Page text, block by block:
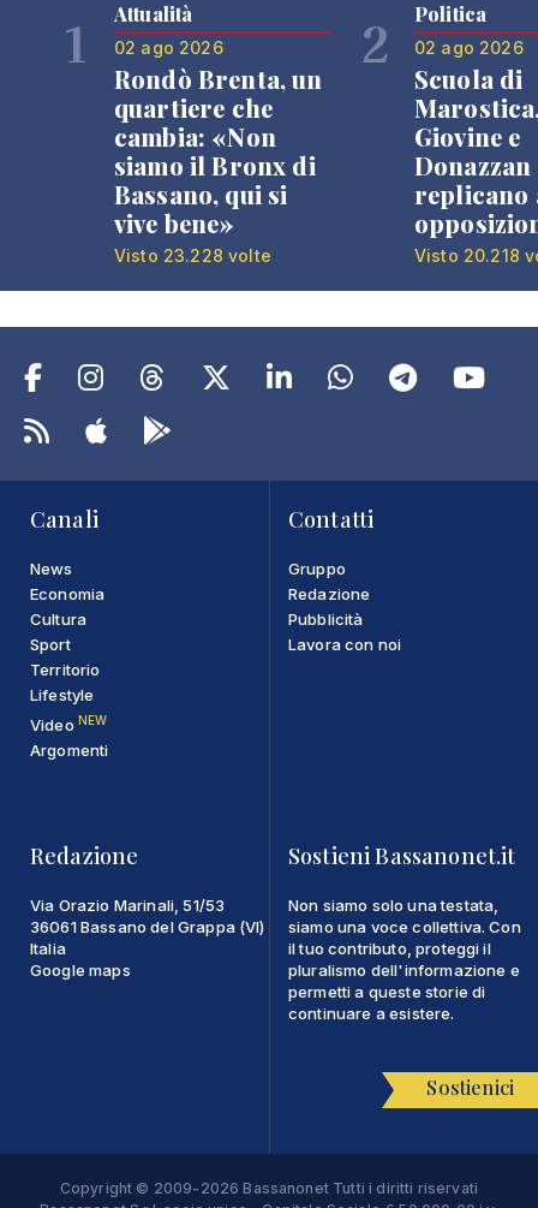
1 Attualità
02 ago 2026
Rondò Brenta, un
quartiere che
cambia: «Non
siamo il Bronx di
Bassano, qui si
vive bene»
Visto 23.228 volte
2 Politica
02 ago 2026
Scuola di
Giovine e
Donazzan
replicano
Visto 20.218
Canali
News
Economia
Cultura
Sport
Territorio
Lifestyle
Video NEW
Argomenti
Contatti
Gruppo
Redazione
Pubblicità
Lavora con noi
Redazione
Via Orazio Marinali, 51/53
36061 Bassano del Grappa (VI)
Italia
Google maps
Sostieni Bassanonet.it
Non siamo solo una testata,
siamo una voce collettiva. Con
il tuo contributo, proteggi il
pluralismo dell'informazione e
permetti a queste storie di
continuare a esistere.
Sostienici
Copyright © 2009-2026 Bassanonet Tutti i diritti riservati